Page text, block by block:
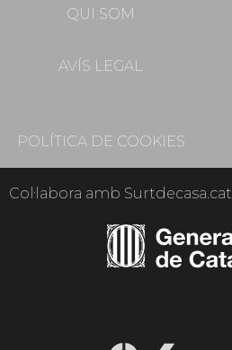
QUI SOM
AVÍS LEGAL
POLÍTICA DE COOKIES
Col·labora amb Surtdecasa.cat